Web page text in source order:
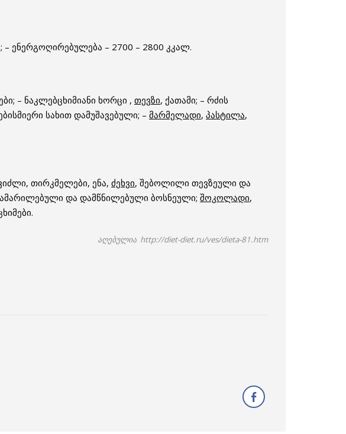
– ენერგოღირებულება – 2700 – 2800 კკალ.
– ნაკლებცხიმიანი ხორცი , თევზი, ქათამი; – რძის
სახით დამუშავებული; – მარმელადი, პასტილა,
თირკმელები, ენა, ძეხვი, შებოლილი თევზეული და
და დამწნილებული ბოსნეული; შოკოლადი,
აღებულია http://diet-diet.ru/ves/dieta-81.htm